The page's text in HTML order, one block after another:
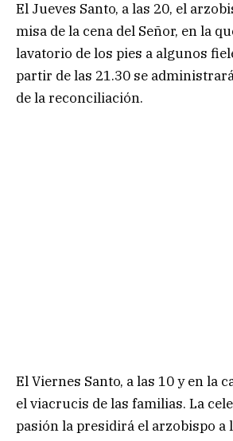
El Jueves Santo, a las 20, el
misa de la cena del Señor, en la
lavatorio de los pies a algunos
partir de las 21.30 se
de la reconciliación.
El Viernes Santo, a las 10 y en la
el viacrucis de las familias. La
pasión la presidirá el arzobispo a